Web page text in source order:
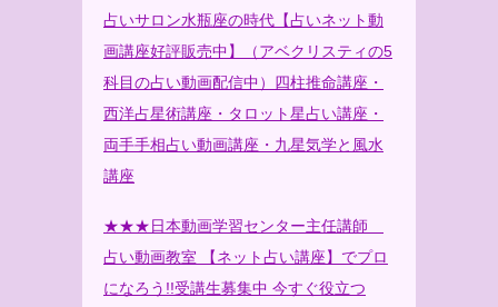
占いサロン水瓶座の時代【占いネット動
画講座好評販売中】（アベクリスティの5
科目の占い動画配信中）四柱推命講座・
西洋占星術講座・タロット星占い講座・
両手手相占い動画講座・九星気学と風水
講座
★★★日本動画学習センター主任講師
占い動画教室 【ネット占い講座】でプロ
になろう!!受講生募集中 今すぐ役立つ